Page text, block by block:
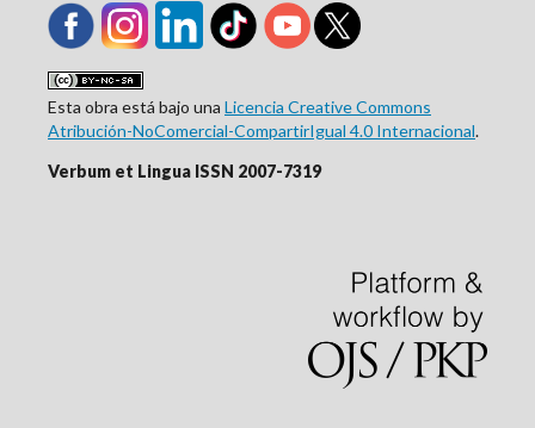
Esta obra está bajo una Licencia Creative Commons
Atribución-NoComercial-CompartirIgual 4.0 Internacional.
Verbum et Lingua ISSN 2007-7319